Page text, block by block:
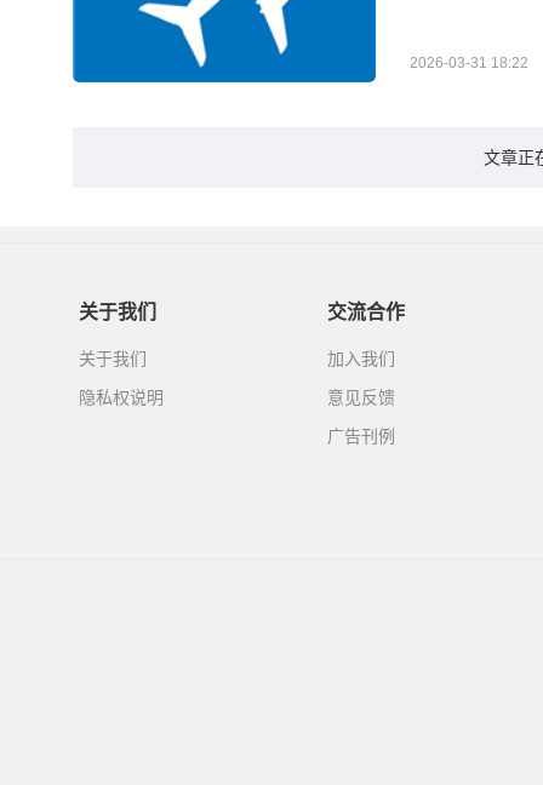
2026-03-31 18:22
文章正
关于我们
关于我们
隐私权说明
交流合作
加入我们
意见反馈
广告刊例